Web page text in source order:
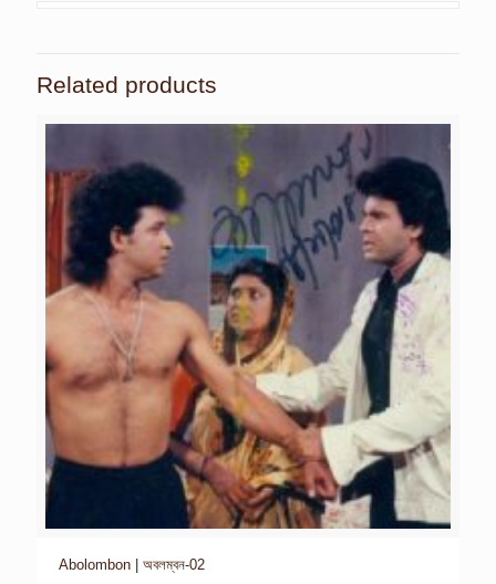
Related products
Abolombon | অবলম্বন-02